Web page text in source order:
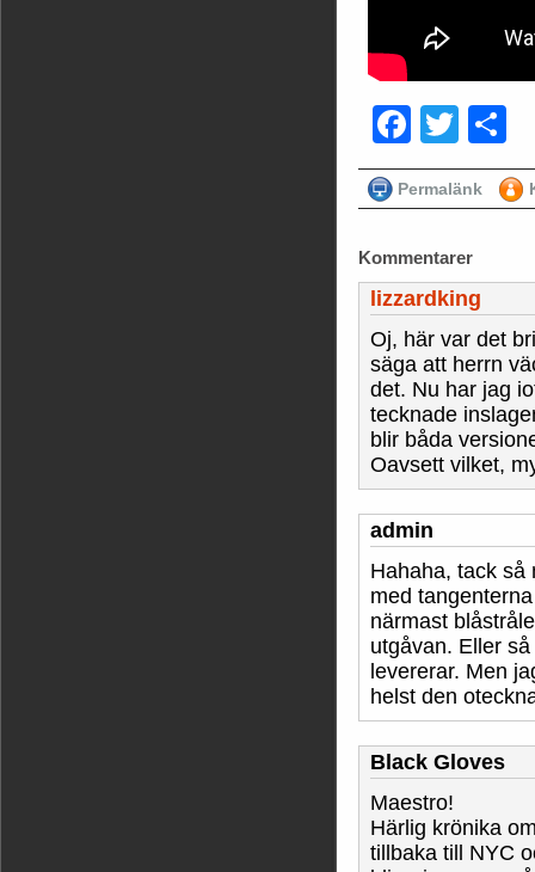
Permalänk
Kommentarer
lizzardking
Oj, här var det
säga att herrn
det. Nu har jag
tecknade
blir båda
Oavsett vilket,
admin
Hahaha, tack så
med
närmast
utgåvan. Eller
levererar. Men
helst den
Black Gloves
Maestro!
Härlig krönika
tillbaka till NYC